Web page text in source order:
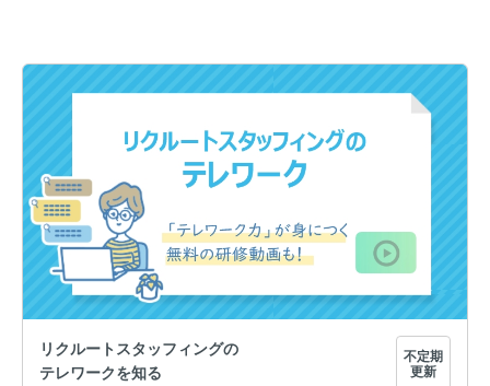
リクルートスタッフィングの
テレワークを知る
不定期
更新